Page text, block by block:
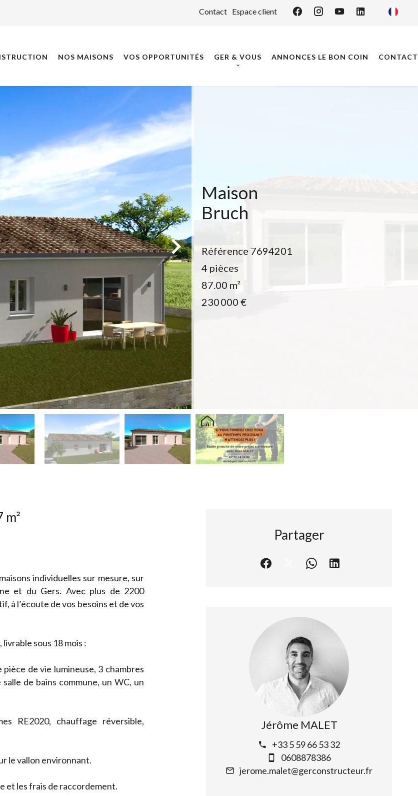
Contact Espace client
NOS MAISONS VOS OPPORTUNITÉS GER & VOUS ANNONCES LE BON COIN CONTACT
Maison
Bruch
Référence 7694201
4 pièces
87.00 m²
230 000 €
m²
individuelles sur mesure, sur
et du Gers. Avec plus de 2200
à l’écoute de vos besoins et de vos
sous 18 mois :
de vie lumineuse, 3 chambres
de bains commune, un WC, un
RE2020, chauffage réversible,
le vallon environnant.
et les frais de raccordement.
Partager
Jérôme MALET
+33 5 59 66 53 32
0608878386
jerome.malet@gerconstructeur.fr